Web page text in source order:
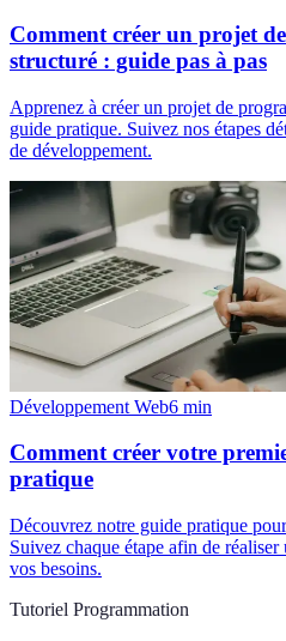
Comment créer un projet
structuré : guide pas à pas
Apprenez à créer un projet de
guide pratique. Suivez nos étapes
de développement.
Développement Web6 min
Comment créer votre
pratique
Découvrez notre guide pratique
Suivez chaque étape afin de
vos besoins.
Tutoriel Programmation